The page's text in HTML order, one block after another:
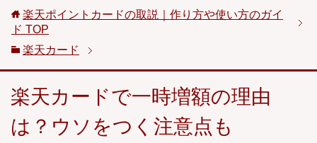
楽天ポイントカードの取説｜作り方や使い方のガイ
ド TOP
楽天カード
楽天カードで一時増額の理由
は？ウソをつく注意点も